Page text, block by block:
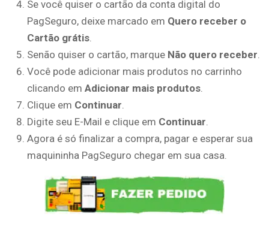
Se você quiser o cartão da conta digital do
PagSeguro, deixe marcado em Quero receber o
Cartão grátis.
Senão quiser o cartão, marque Não quero receber.
Você pode adicionar mais produtos no carrinho
clicando em Adicionar mais produtos.
Clique em Continuar.
Digite seu E-Mail e clique em Continuar.
Agora é só finalizar a compra, pagar e esperar sua
maquininha PagSeguro chegar em sua casa.